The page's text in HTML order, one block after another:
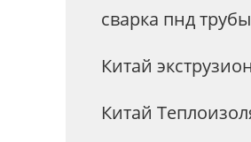
сварка пнд
Китай
Китай